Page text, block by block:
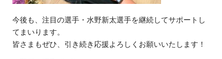
今後も、注目の選手・水野新太選手を継続してサポートし
てまいります。
皆さまもぜひ、引き続き応援よろしくお願いいたします！